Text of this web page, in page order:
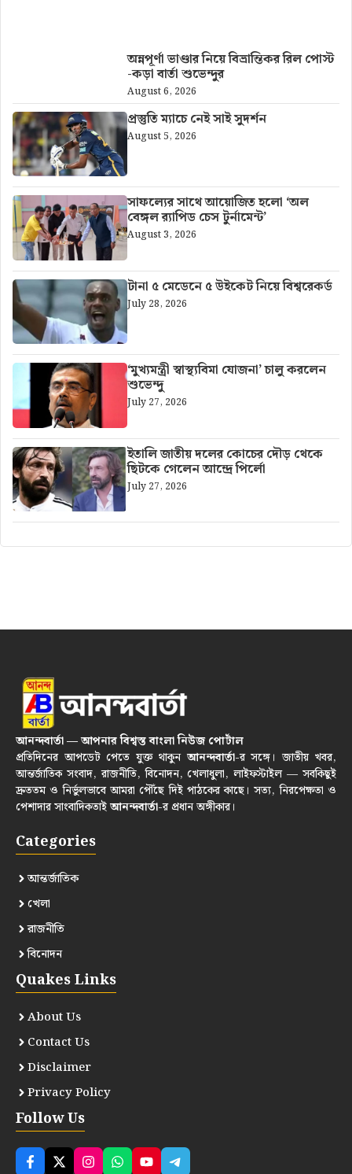
অন্নপূর্ণা ভাণ্ডার নিয়ে বিভ্রান্তিকর রিল পোস্ট
-কড়া বার্তা শুভেন্দুর
August 6, 2026
প্রস্তুতি ম্যাচে নেই সাই সুদর্শন
August 5, 2026
সাফল্যের সাথে আয়োজিত হলো ‘অল
বেঙ্গল র‍্যাপিড চেস টুর্নামেন্ট’
August 3, 2026
টানা ৫ মেডেনে ৫ উইকেট নিয়ে বিশ্বরেকর্ড
July 28, 2026
‘মুখ্যমন্ত্রী স্বাস্থ্যবিমা যোজনা’ চালু করলেন
শুভেন্দু
July 27, 2026
ইতালি জাতীয় দলের কোচের দৌড় থেকে
ছিটকে গেলেন আন্দ্রে পির্লো
July 27, 2026
আনন্দবার্তা — আপনার বিশ্বস্ত বাংলা নিউজ পোর্টাল
প্রতিদিনের আপডেট পেতে যুক্ত থাকুনআনন্দবার্তা-র সঙ্গে। জাতীয় খবর,
আন্তর্জাতিক সংবাদ, রাজনীতি, বিনোদন, খেলাধুলা, লাইফস্টাইল — সবকিছুই
দ্রুততম ও নির্ভুলভাবে আমরা পৌঁছে দিই পাঠকের কাছে। সত্য, নিরপেক্ষতা ও
পেশাদার সাংবাদিকতাইআনন্দবার্তা-র প্রধান অঙ্গীকার।
Categories
আন্তর্জাতিক
খেলা
রাজনীতি
বিনোদন
Quakes Links
About Us
Contact Us
Disclaimer
Privacy Policy
Follow Us